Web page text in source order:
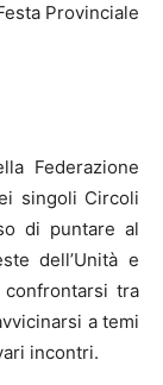
Provinciale
Federazione
singoli Circoli
di puntare al
dell’Unità e
tra
a temi
incontri.